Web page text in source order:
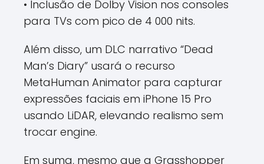
• Inclusão de Dolby Vision nos consoles
para TVs com pico de 4 000 nits.
Além disso, um DLC narrativo “Dead
Man’s Diary” usará o recurso
MetaHuman Animator para capturar
expressões faciais em iPhone 15 Pro
usando LiDAR, elevando realismo sem
trocar engine.
Em suma, mesmo que a Grasshopper